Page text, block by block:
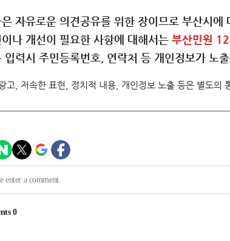
은 자유로운 의견공유를 위한 장이므로 부산시에
나 개선이 필요한 사항에 대해서는 부산민원
입력시 주민등록번호, 연락처 등 개인정보가 노
고, 저속한 표현, 정치적 내용, 개인정보 노출 등은 별도의